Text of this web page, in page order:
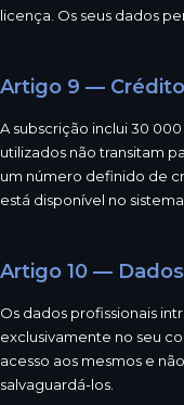
licença. Os seus dados
Artigo 9 —
A subscrição inclui 30
utilizados não transitam
um número definido de
está disponível no sistema.
Artigo 10 —
Os dados profissionais
exclusivamente no seu
acesso aos mesmos e
salvaguardá-los.